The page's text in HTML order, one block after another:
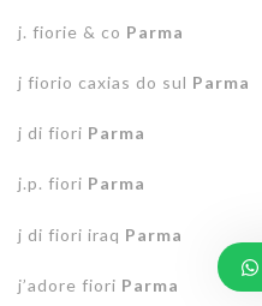
j. fiorie & co Parma
j fiorio caxias do sul Parma
j di fiori Parma
j.p. fiori Parma
j di fiori iraq Parma
j’adore fiori Parma